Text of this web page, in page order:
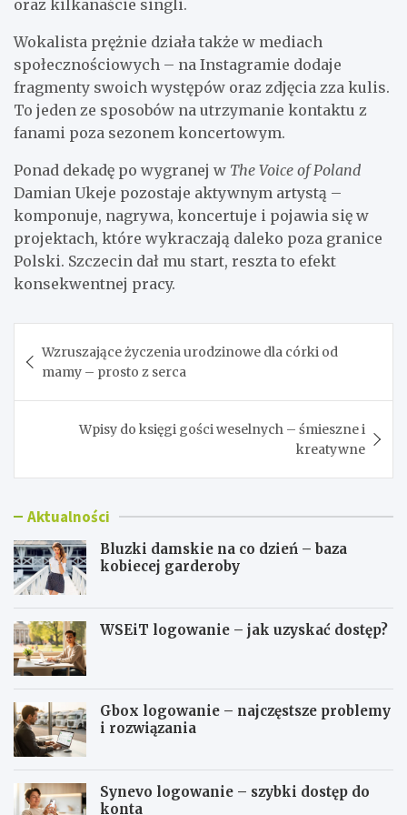
oraz kilkanaście singli.
Wokalista prężnie działa także w mediach
społecznościowych – na Instagramie dodaje
fragmenty swoich występów oraz zdjęcia zza kulis.
To jeden ze sposobów na utrzymanie kontaktu z
fanami poza sezonem koncertowym.
Ponad dekadę po wygranej w The Voice of Poland
Damian Ukeje pozostaje aktywnym artystą –
komponuje, nagrywa, koncertuje i pojawia się w
projektach, które wykraczają daleko poza granice
Polski. Szczecin dał mu start, reszta to efekt
konsekwentnej pracy.
wpisu
Wzruszające życzenia urodzinowe dla córki od
mamy – prosto z serca
Wpisy do księgi gości weselnych – śmieszne i
kreatywne
Aktualności
Bluzki damskie na co dzień – baza
kobiecej garderoby
WSEiT logowanie – jak uzyskać dostęp?
Gbox logowanie – najczęstsze problemy
i rozwiązania
Synevo logowanie – szybki dostęp do
konta